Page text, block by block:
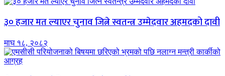
३० हजार मत ल्याएर चुनाव जित्ने स्वतन्त्र उम्मेदवार अहमदको दावी
माघ १८, २०८२